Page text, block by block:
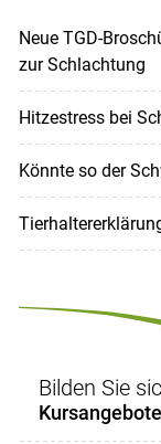
Neue TGD-
zur Schlachtung
Hitzestress bei
Könnte so der
Bilden Sie
Kursangebote